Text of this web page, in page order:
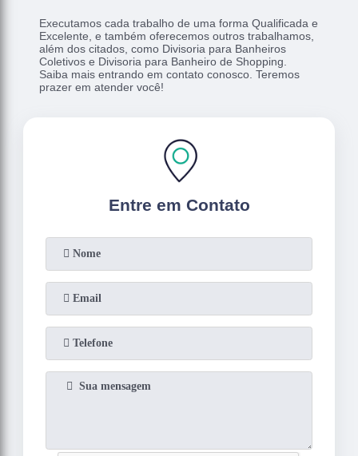
Executamos cada trabalho de uma forma Qualificada e
Excelente, e também oferecemos outros trabalhamos,
além dos citados, como Divisoria para Banheiros
Coletivos e Divisoria para Banheiro de Shopping.
Saiba mais entrando em contato conosco. Teremos
prazer em atender você!
Entre em Contato